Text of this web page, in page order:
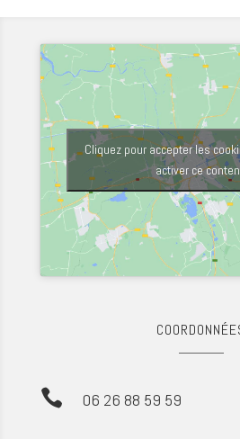
Cliquez pour accepter les
activer ce
 06 26 88 59 59